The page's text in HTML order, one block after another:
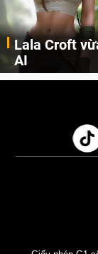
Lala Croft
AI